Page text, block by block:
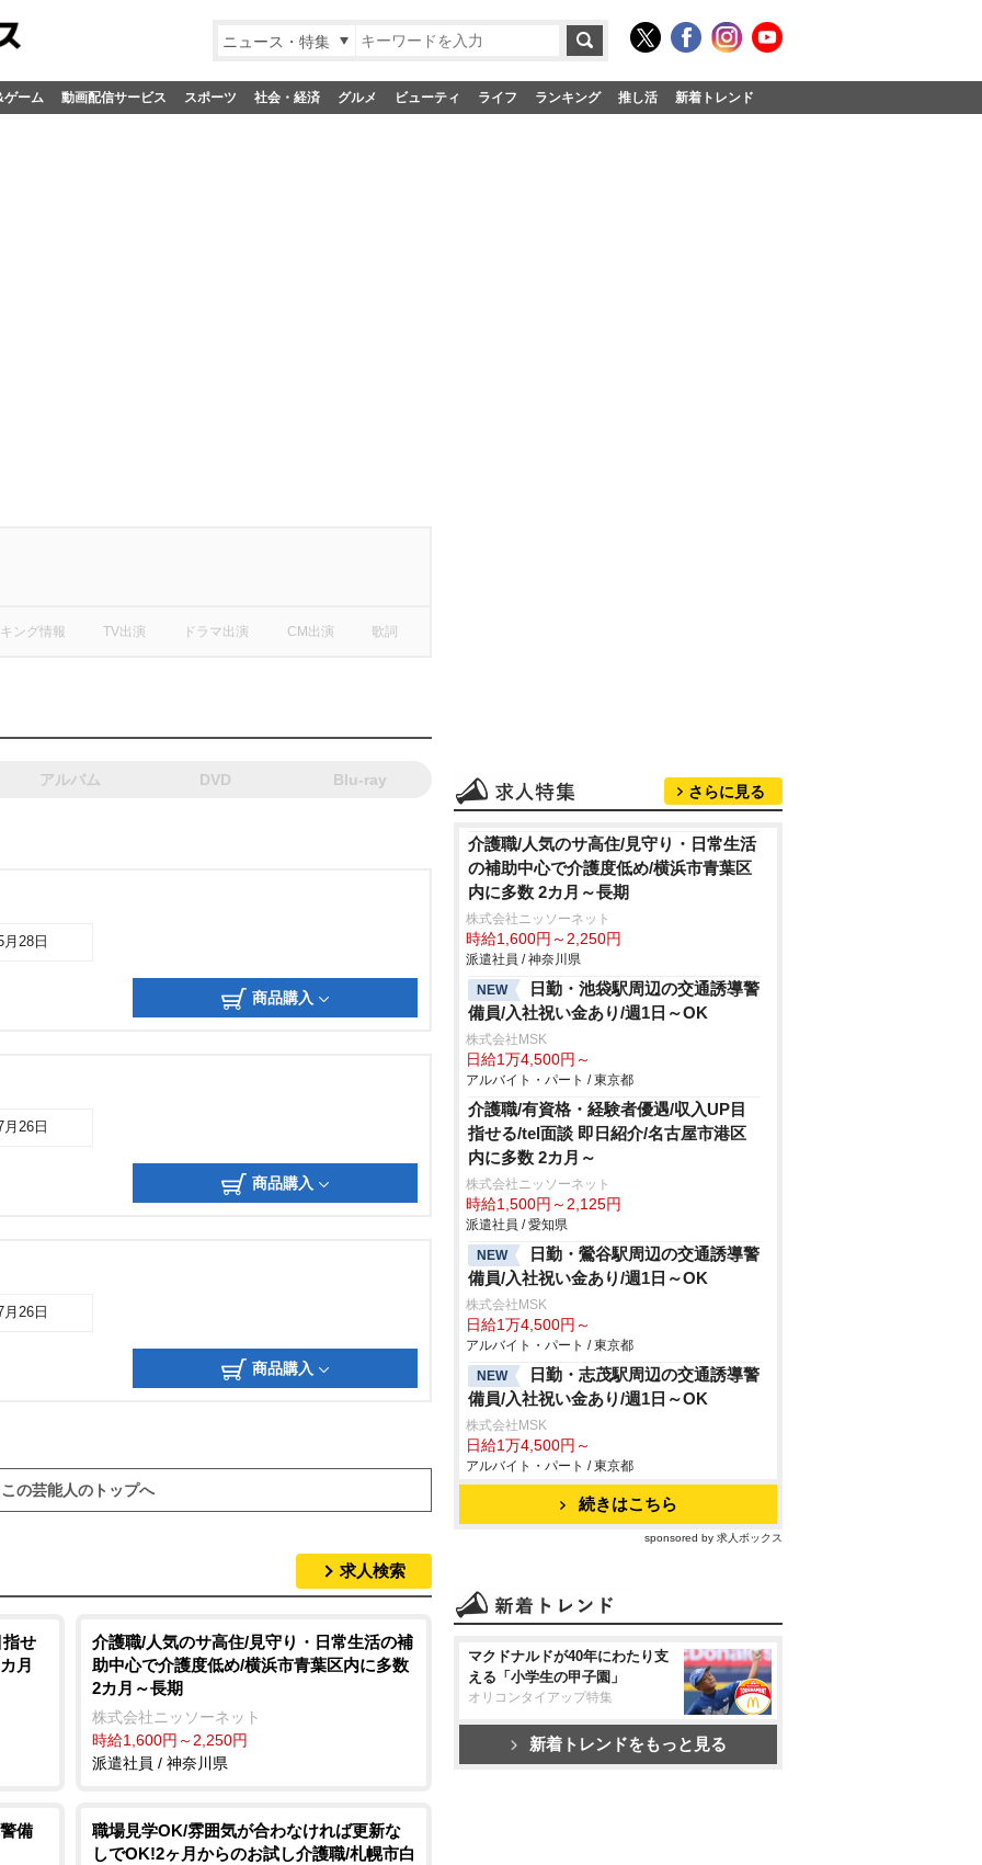
ニュース・特集
ゲーム 動画配信サービス スポーツ 社会・経済 グルメ ビューティ ライフ ランキング 推し活 新着トレンド
ング情報 TV出演 ドラマ出演 CM出演 歌詞
アルバム DVD Blu-ray
28日
商品購入
26日
商品購入
26日
商品購入
この芸能人のトップへ
求人検索
せ
月
介護職/人気のサ高住/見守り・日常生活の補
助中心で介護度低め/横浜市青葉区内に多数
2カ月～長期
株式会社ニッソーネット
時給1,600円～2,250円
派遣社員 / 神奈川県
備
職場見学OK/雰囲気が合わなければ更新な
しでOK!2ヶ月からのお試し介護職/札幌市白
さらに見る
介護職/人気のサ高住/見守り・日常生活
の補助中心で介護度低め/横浜市青葉区
内に多数 2カ月～長期
株式会社ニッソーネット
時給1,600円～2,250円
派遣社員 / 神奈川県
NEW
日勤・池袋駅周辺の交通誘導警
備員/入社祝い金あり/週1日～OK
株式会社MSK
日給1万4,500円～
アルバイト・パート / 東京都
介護職/有資格・経験者優遇/収入UP目
指せる/tel面談 即日紹介/名古屋市港区
内に多数 2カ月～
株式会社ニッソーネット
時給1,500円～2,125円
派遣社員 / 愛知県
NEW
日勤・鶯谷駅周辺の交通誘導警
備員/入社祝い金あり/週1日～OK
株式会社MSK
日給1万4,500円～
アルバイト・パート / 東京都
NEW
日勤・志茂駅周辺の交通誘導警
備員/入社祝い金あり/週1日～OK
株式会社MSK
日給1万4,500円～
アルバイト・パート / 東京都
続きはこちら
sponsored by 求人ボックス
マクドナルドが40年にわたり支
える「小学生の甲子園」
オリコンタイアップ特集
新着トレンドをもっと見る